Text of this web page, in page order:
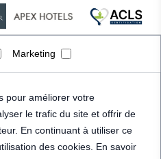
Marketing
pour améliorer votre
le trafic du site et offrir de
En continuant à utiliser ce
des cookies. En savoir